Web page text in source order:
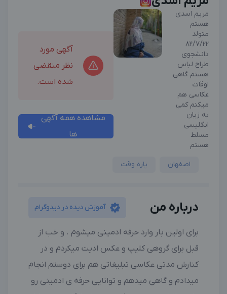
مریم اسدی
هستم
متولد
۸۲/۷/۲۲
دانشجوی
طراح لباس
هستم گاهی
اوقات
عکاسی هم
میکنم کمی
به زیان
انگلیسی
مسلط
هستم
آگهی مورد
نظر منقضی
شده است.
مشاهده همه آگهی
ها
اصفهان پاره وقت
درباره من آموزش دیده در دیدوگرام
برای اولین بار وارد حرفه‌ ادمینی میشوم . و خب از
قبل برای گروهی کلیپ و عکس ادیت میکردم و در
کنارش مدتی عکاسی تبلیغاتی هم برای دوستم انجام
میدادم و گاهی میدهم و توانایی حرفه ی ادمینی رو